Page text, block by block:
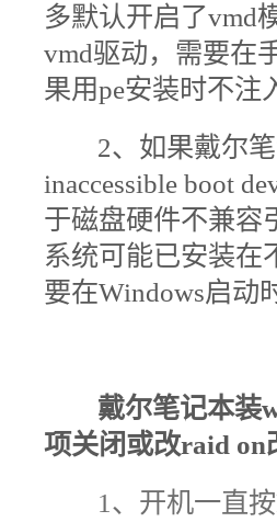
多默认开启了vmd
vmd驱动，需要在
果用pe安装时不注
2、如果戴尔
inaccessible boot
于磁盘硬件不兼容
系统可能已安装在
要在Windows启动
戴尔笔记本装
项关闭或改raid on
1、开机一直